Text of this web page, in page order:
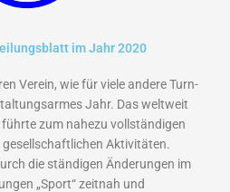
im Jahr 2020
Verein, wie für viele andere Turn-
Jahr. Das weltweit
zum nahezu vollständigen
Aktivitäten.
die ständigen Änderungen im
„Sport“ zeitnah und